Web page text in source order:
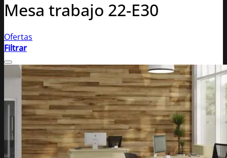
Mesa trabajo 22-E30
Ofertas
Filtrar